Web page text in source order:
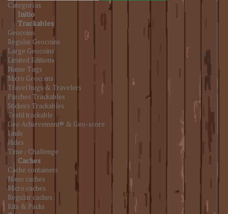
Categorías
Initio
Trackables
Geocoins
Regular Geocoins
Large Geocoins
Limited Editions
Name Tags
Micro Geocoins
Travel bugs & Travelers
Parches Trackables
Stickers Trackables
Textil trackable
Geo Achievement® & Geo-score
Finds
Hides
Time / Challenge
Caches
Cache containers
Nano caches
Micro caches
Regular caches
Kits & Packs